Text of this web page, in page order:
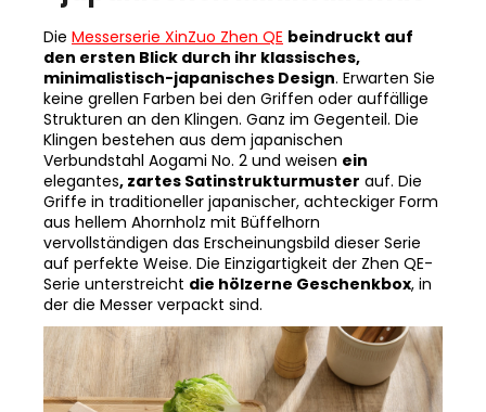
Die Messerserie XinZuo Zhen QE
den ersten Blick durch ihr klassisches,
minimalistisch-japanisches Design. Erwarten Sie
keine grellen Farben bei den Griffen oder auffällige
Strukturen an den Klingen. Ganz im Gegenteil. Die
Klingen bestehen aus dem japanischen
Verbundstahl Aogami No. 2 und weisenein
elegantes, zartes Satinstrukturmusterauf. Die
Griffe in traditioneller japanischer, achteckiger Form
aus hellem Ahornholz mit Büffelhorn
vervollständigen das Erscheinungsbild dieser Serie
auf perfekte Weise. Die Einzigartigkeit der Zhen QE-
Serie unterstreicht die hölzerne Geschenkbox, in
der die Messer verpackt sind.